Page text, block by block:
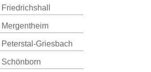
Mergentheim
Peterstal-Griesbach
Schönborn